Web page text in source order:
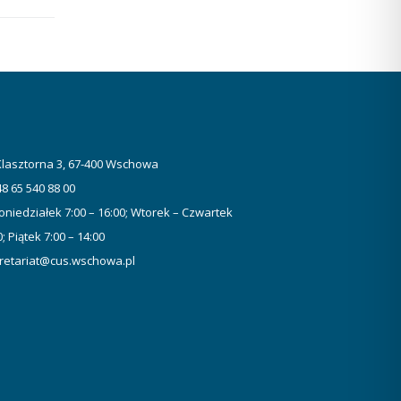
3, 67-400 Wschowa
65 540 88 00
7:00 – 16:00; Wtorek – Czwartek
Piątek 7:00 – 14:00